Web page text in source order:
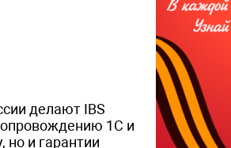
делают IBS
1С и
и гарантии